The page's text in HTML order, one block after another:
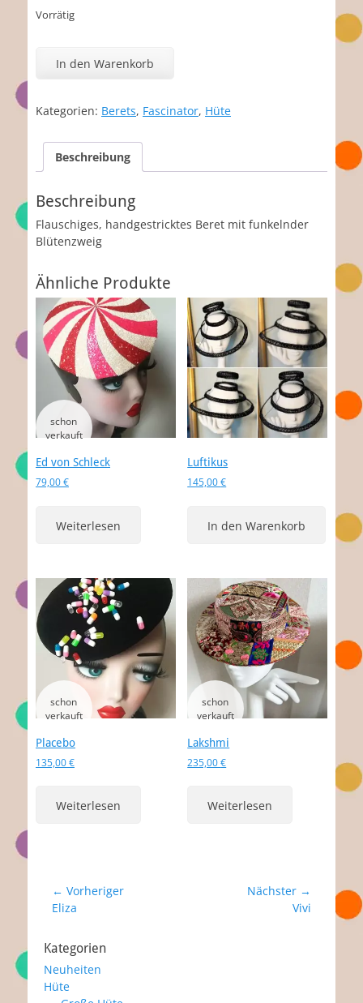
Vorrätig
Sparkle
Menge
In den Warenkorb
Kategorien: Berets, Fascinator, Hüte
Beschreibung
Beschreibung
Flauschiges, handgestricktes Beret mit funkelnder
Blütenzweig
Ähnliche Produkte
Ed von Schleck
79,00€
Weiterlesen
Luftikus
145,00€
In den Warenkorb
Placebo
135,00€
Weiterlesen
Lakshmi
235,00€
Weiterlesen
Beitragsnavigation
← Vorheriger
Vorheriger
Eliza
Nächster →
Vivi
Kategorien
Neuheiten
Hüte